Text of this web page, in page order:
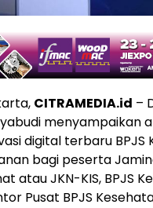
CITRAMEDIA.id –
menyampaikan
digital terbaru
bagi peserta
atau JKN-KIS, BPJS
Pusat BPJS